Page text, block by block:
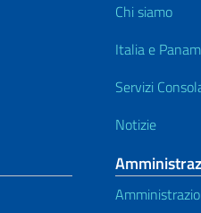
Chi siamo
Italia e
Servizi
Notizie